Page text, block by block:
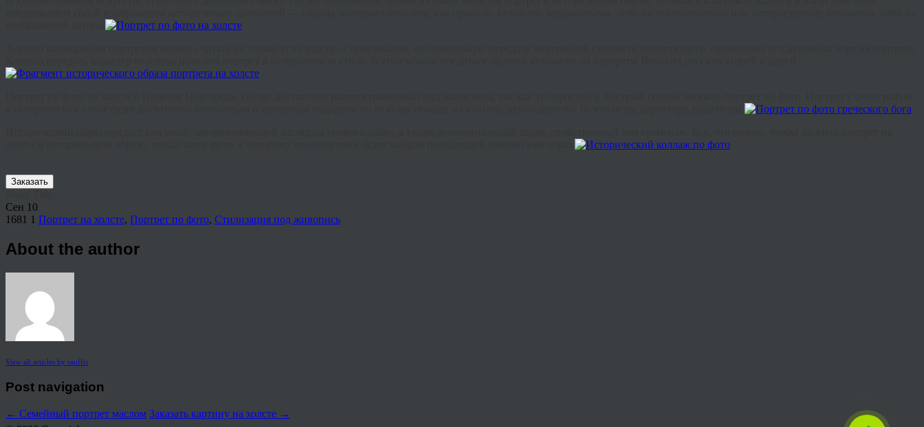
Заказать
Сен 10
1681 1 Портрет на холсте, Портрет по фото, Стилизация под живопись
About the author
View all articles by rauffri
Post navigation
← Семейный портрет маслом Заказать картину на холсте →